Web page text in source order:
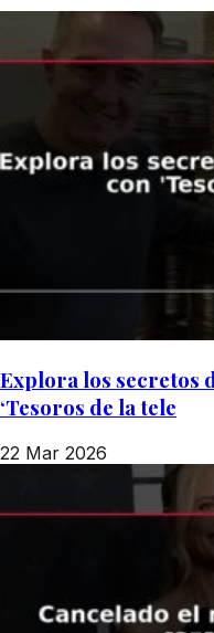
Explora los secretos
‘Tesoros de la tele
22 Mar 2026